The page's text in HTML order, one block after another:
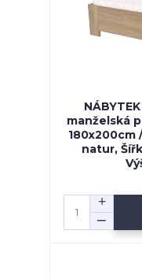
manželská
180x200cm
natur,